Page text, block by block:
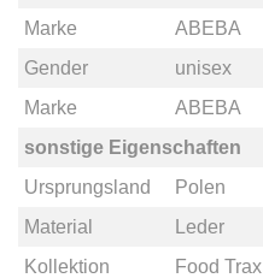
Marke
ABEBA
Gender
unisex
Marke
ABEBA
sonstige Eigenschaften
Ursprungsland
Polen
Material
Leder
Kollektion
Food Trax